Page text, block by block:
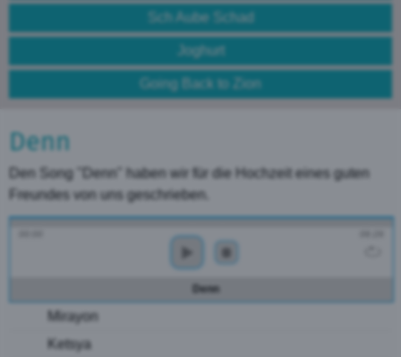
Sch Aube Schad
Joghurt
Going Back to Zion
Denn
Den Song "Denn" haben wir für die Hochzeit eines guten
Freundes von uns geschrieben.
Denn
Mirayon
Ketsya